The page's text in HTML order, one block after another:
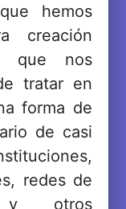
hemos
creación
que nos
tratar en
forma de
de casi
redes de
y otros